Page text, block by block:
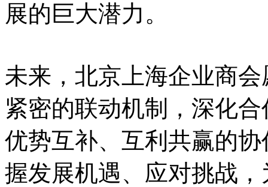
展的巨大潜力。
未来，北京上海企业商
紧密的联动机制，深化
优势互补、互利共赢的
握发展机遇、应对挑战